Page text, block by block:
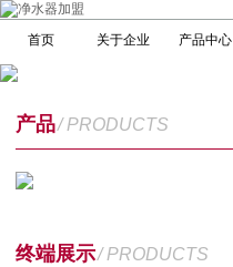
首页 关于企业 产品中心
产品/ PRODUCTS
终端展示/ PRODUCTS